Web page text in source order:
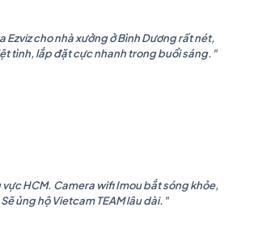
Ezviz cho nhà xưởng ở Bình Dương rất nét,
tình, lắp đặt cực nhanh trong buổi sáng."
vực HCM. Camera wifi Imou bắt sóng khỏe,
ủng hộ Vietcam TEAM lâu dài."